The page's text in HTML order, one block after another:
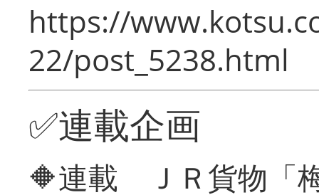
https://
22/post_5238.html
✅連載企画
🔶連載 ＪＲ貨物「